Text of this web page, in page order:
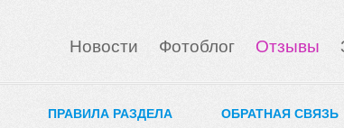
Новости Фотоблог Отзывы
ПРАВИЛА РАЗДЕЛА ОБРАТНАЯ СВЯЗЬ